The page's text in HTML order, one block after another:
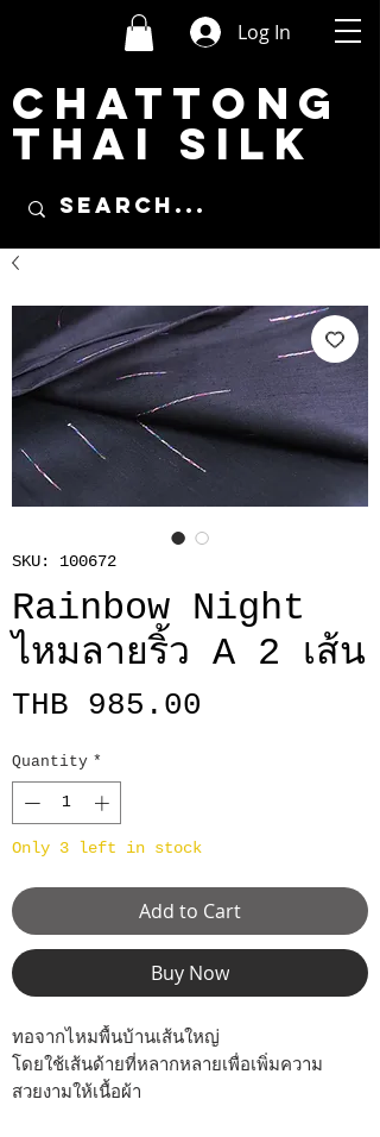
Log In
CHATTONG
THAI SILK
SKU: 100672
Rainbow Night
ไหมลายริ้ว A 2 เส้น
THB 985.00
Quantity *
Only 3 left in stock
Add to Cart
Buy Now
ทอจากไหมพื้นบ้านเส้นใหญ่
โดยใช้เส้นด้ายที่หลากหลายเพื่อเพิ่มความ
สวยงามให้เนื้อผ้า